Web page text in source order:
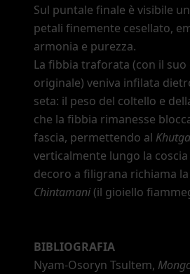
Sul puntale finale è visibile
petali finemente cesellato,
armonia e purezza.
La fibbia traforata (con il
originale) veniva infilata
seta: il peso del coltello e
che la fibbia rimanesse
fascia, permettendo al Khutga
verticalmente lungo la coscia
decoro a filigrana richiama
Chintamani (il gioiello
BIBLIOGRAFIA
Nyam-Osoryn Tsultem,